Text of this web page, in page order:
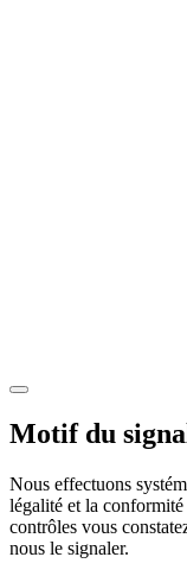
Motif du
Nous effectuons
légalité et la
contrôles vous
nous le signaler.